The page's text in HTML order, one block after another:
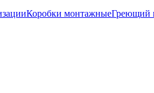
Коробки монтажныеГреющий